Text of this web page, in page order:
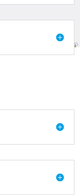


